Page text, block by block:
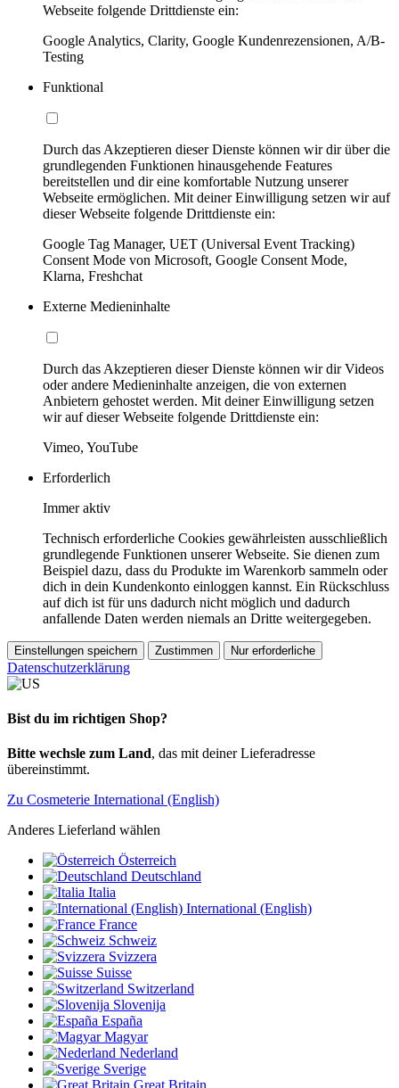
Webseite folgende Drittdienste ein:
Google Analytics, Clarity, Google Kundenrezensionen, A/B-
Testing
Funktional
Durch das Akzeptieren dieser Dienste können wir dir über die
grundlegenden Funktionen hinausgehende Features
bereitstellen und dir eine komfortable Nutzung unserer
Webseite ermöglichen. Mit deiner Einwilligung setzen wir auf
dieser Webseite folgende Drittdienste ein:
Google Tag Manager, UET (Universal Event Tracking)
Consent Mode von Microsoft, Google Consent Mode,
Klarna, Freshchat
Externe Medieninhalte
Durch das Akzeptieren dieser Dienste können wir dir Videos
oder andere Medieninhalte anzeigen, die von externen
Anbietern gehostet werden. Mit deiner Einwilligung setzen
wir auf dieser Webseite folgende Drittdienste ein:
Vimeo, YouTube
Erforderlich
Immer aktiv
Technisch erforderliche Cookies gewährleisten ausschließlich
grundlegende Funktionen unserer Webseite. Sie dienen zum
Beispiel dazu, dass du Produkte im Warenkorb sammeln oder
dich in dein Kundenkonto einloggen kannst. Ein Rückschluss
auf dich ist für uns dadurch nicht möglich und dadurch
anfallende Daten werden niemals an Dritte weitergegeben.
Einstellungen speichern Zustimmen Nur erforderliche
Datenschutzerklärung
Bist du im richtigen Shop?
Bitte wechsle zum Land, das mit deiner Lieferadresse
übereinstimmt.
Zu Cosmeterie International (English)
Anderes Lieferland wählen
Österreich
Deutschland
Italia
International (English)
France
Schweiz
Svizzera
Suisse
Switzerland
Slovenija
España
Magyar
Nederland
Sverige
Great Britain